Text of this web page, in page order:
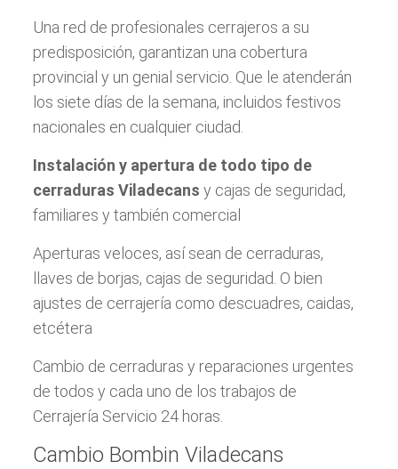
Una red de profesionales cerrajeros a su
predisposición, garantizan una cobertura
provincial y un genial servicio. Que le atenderán
los siete días de la semana, incluidos festivos
nacionales en cualquier ciudad.
Instalación y apertura de todo tipo de
cerraduras Viladecans y cajas de seguridad,
familiares y también comercial
Aperturas veloces, así sean de cerraduras,
llaves de borjas, cajas de seguridad. O bien
ajustes de cerrajería como descuadres, caidas,
etcétera
Cambio de cerraduras y reparaciones urgentes
de todos y cada uno de los trabajos de
Cerrajería Servicio 24 horas.
Cambio Bombin Viladecans